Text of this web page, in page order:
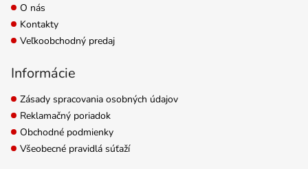
O nás
Kontakty
Veľkoobchodný predaj
Informácie
Zásady spracovania osobných údajov
Reklamačný poriadok
Obchodné podmienky
Všeobecné pravidlá súťaží